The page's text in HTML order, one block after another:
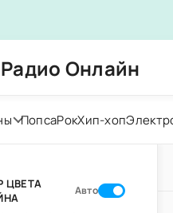
Радио Онлайн
ПопсаРокХип-хоп
ЦВЕТА
Авто